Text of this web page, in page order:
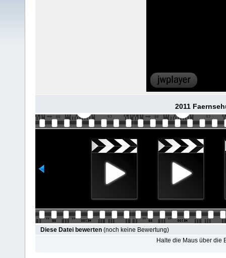
2011
Diese Datei bewerten (noch keine Bewertung)
Halte die Maus über die